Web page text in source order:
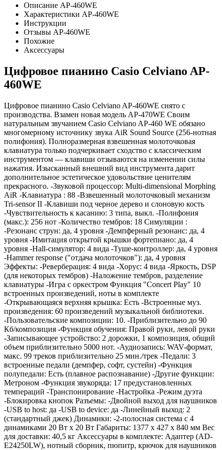
Описание AP-460WE
Характеристики AP-460WE
Инструкции
Отзывы AP-460WE
Похожие
Аксессуары
Цифровое пианино Casio Celviano AP-
460WE
Цифровое пианино Casio Celviano AP-460WE снято с
производства. Взамен новая модель AP-470WE Своим
натуральным звучанием Casio Celviano AP-460 WE обязано
многомерному источнику звука AiR Sound Source (256-нотная
полифония). Полноразмерная взвешенная молоточковая
клавиатура только подчеркивает сходство с классическим
инструментом — клавиши отзываются на изменении силы
нажатия. Изысканный внешний вид инструмента дарит
дополнительное эстетическое удовольствие ценителям
прекрасного. -Звуковой процессор: Multi-dimensional Morphing
AiR -Клавиатура : 88 -Взвешенный молоточковый механизм
Tri-sensor II -Клавиши под черное дерево и слоновую кость
-Чувствительность к касанию: 3 типа, выкл. -Полифония
(макс.): 256 нот -Количество тембров: 18 Симуляции :
-Резонанс струн: да, 4 уровня -Демпферный резонанс: да, 4
уровня -Имитация открытой крышки фортепиано: да, 4
уровня -Hall-симулятор: 4 вида -Туше-контроллер: да, 4 уровня
-Hammer response ("отдача молоточков"): да, 4 уровня
Эффекты: -Реверберация: 4 вида -Хорус: 4 вида -Яркость, DSP
(для некоторых тембров) -Наложение тембров, разделение
клавиатуры -Игра с оркестром Функция "Concert Play" 10
встроенных произведений, ноты в комплекте
-Открывающаяся верхняя крышка: Есть -Встроенные муз.
произведения: 60 произведений музыкальной библиотеки.
-Пользовательские композиции: 10. -Приблизительно до 90
Кб/композиция -Функция обучения: Правой руки, левой руки
-Записывающее устройство: 2 дорожки, 1 композиция, общий
объем приблизительно 5000 нот. -Аудиозапись: WAV-формат,
макс. 99 треков приблизительно 25 мин./трек -Педали: 3
встроенные педали (демпфер, софт, сустейн) -Функция
полупедали: Есть (плавное распознавание) -Другие функции:
Метроном -Функция звукоряда: 17 предустановленных
темпераций -Транспонирование -Настройка -Режим дуэта
-Блокировка кнопок Разъемы: -Двойной выход для наушников
-USB to host: да -USB to device: да -Линейный выход: 2
(стандартный джек) Динамики: -2-полосная система с 4
динамиками 20 Вт х 20 Вт Габариты: 1377 х 427 х 840 мм Вес
для доставки: 40,5 кг Аксессуары в комплекте: Адаптер (AD-
E24250LW), нотный сборник, пюпитр, крючок для наушников